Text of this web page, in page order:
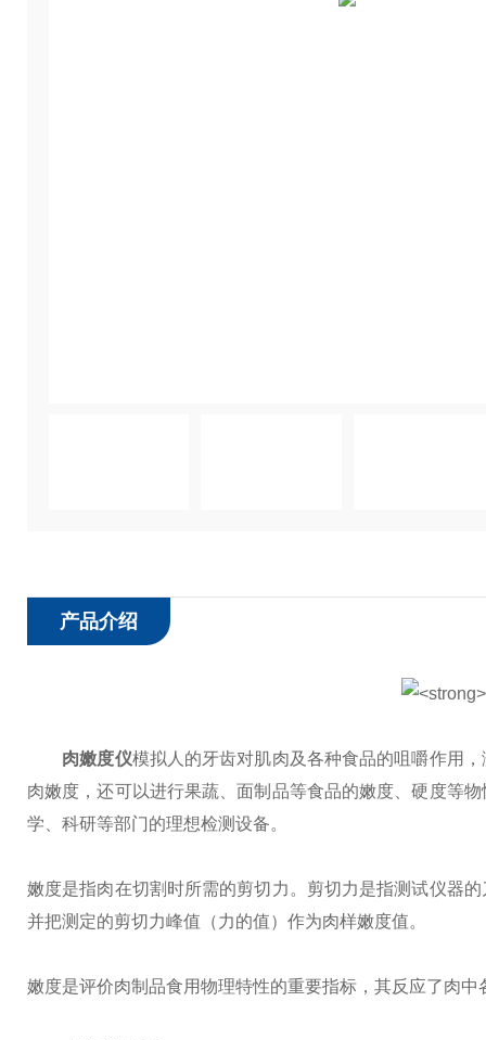
产品介绍
肉嫩度仪模拟人的牙齿对肌肉及各种食品的咀嚼作用
肉嫩度，还可以进行果蔬、面制品等食品的嫩度、硬度等
学、科研等部门的理想检测设备。
嫩度是指肉在切割时所需的剪切力。剪切力是指测试仪器
并把测定的剪切力峰值（力的值）作为肉样嫩度值。
嫩度是评价肉制品食用物理特性的重要指标，其反应了肉